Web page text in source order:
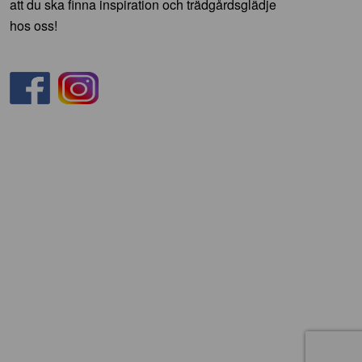
att du ska finna inspiration och trädgårdsglädje
hos oss!